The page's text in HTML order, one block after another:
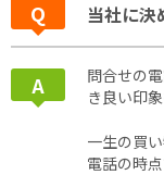
当社に決
問合せの
き良い印
一生の買
電話の時